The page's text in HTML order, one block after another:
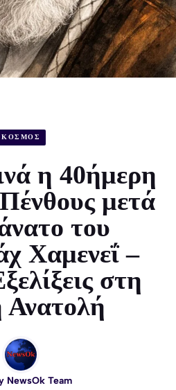
ΚΟΣΜΟΣ
η 40ήμερη
μετά
του
Χαμενεΐ –
στη
NewsOk Team